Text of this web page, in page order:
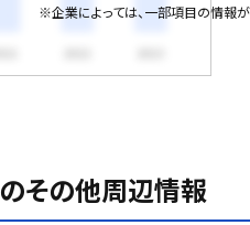
※企業によっては、一部項目の情報
のその他周辺情報